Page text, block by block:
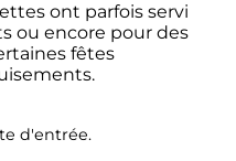
ont parfois servi
ou encore pour des
fêtes
d'entrée.